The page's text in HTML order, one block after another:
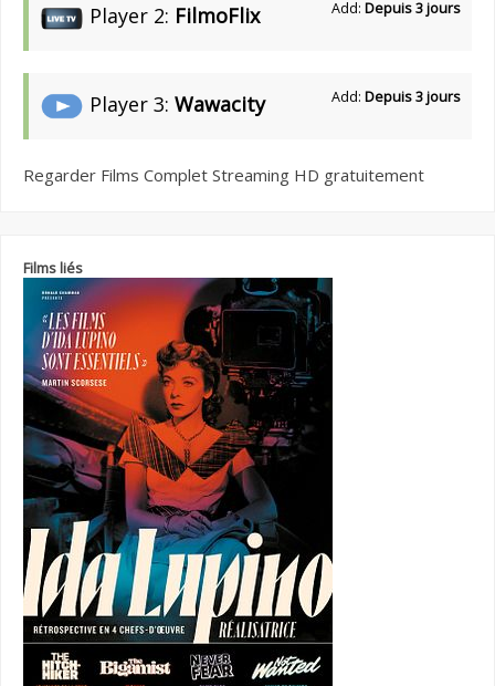
Player 2: FilmoFlix Add: Depuis 3 jours
Player 3: Wawacity Add: Depuis 3 jours
Regarder Films Complet Streaming HD gratuitement
Films liés